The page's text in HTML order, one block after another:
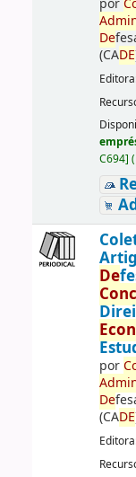
por
De
(CADE
C694]
De
por
De
(CADE